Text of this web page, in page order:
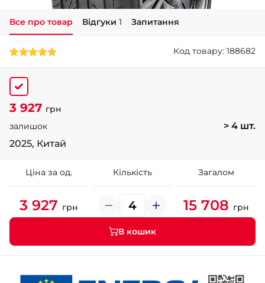
+38 (050)-911-911-2
+38 (099)-643-33-77
Все про товар Відгуки 1 Запитання
Код товару: 188682
3 927 грн
залишок
> 4 шт.
2025, Китай
Ціна за од. Кількість Загалом
3 927 грн 15 708 грн
В кошик